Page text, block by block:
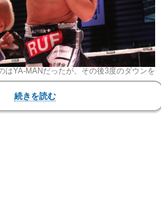
はYA-MANだったが、その後3度のダウンを
勝利し、初代OFG王者となった
ン株式会社